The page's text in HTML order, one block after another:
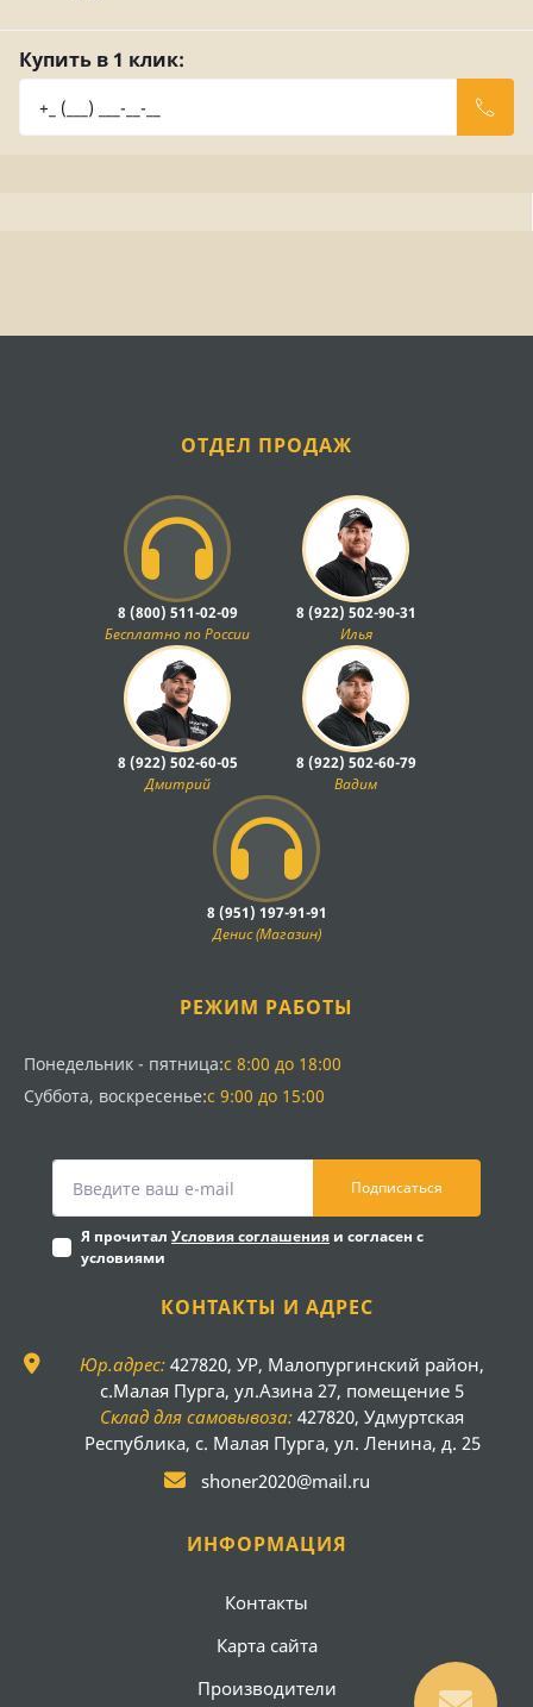
Купить в 1 клик:
ОТДЕЛ ПРОДАЖ
8 (800) 511-02-09
Бесплатно по России
8 (922) 502-90-31
Илья
8 (922) 502-60-05
Дмитрий
8 (922) 502-60-79
Вадим
8 (951) 197-91-91
Денис (Магазин)
РЕЖИМ РАБОТЫ
Понедельник - пятница:с 8:00 до 18:00
Суббота, воскресенье:с 9:00 до 15:00
Подписаться
Я прочитал Условия соглашения и согласен с
условиями
КОНТАКТЫ И АДРЕС
Юр.адрес: 427820, УР, Малопургинский район,
с.Малая Пурга, ул.Азина 27, помещение 5
Склад для самовывоза: 427820, Удмуртская
Республика, с. Малая Пурга, ул. Ленина, д. 25
shoner2020@mail.ru
ИНФОРМАЦИЯ
Контакты
Карта сайта
Производители